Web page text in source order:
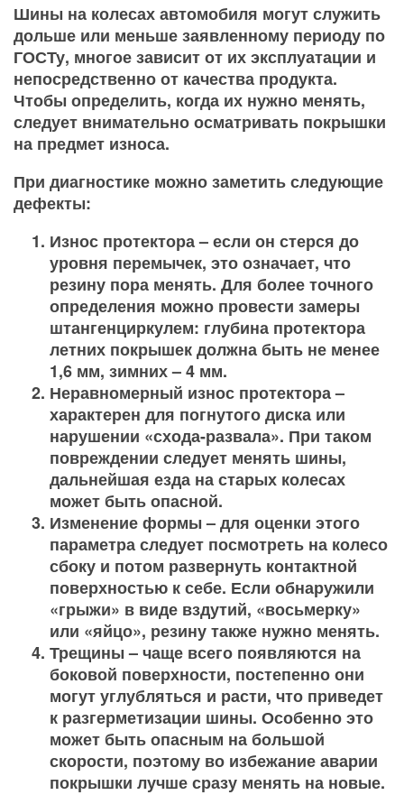
Шины на колесах автомобиля могут служить
дольше или меньше заявленному периоду по
ГОСТу, многое зависит от их эксплуатации и
непосредственно от качества продукта.
Чтобы определить, когда их нужно менять,
следует внимательно осматривать покрышки
на предмет износа.
При диагностике можно заметить следующие
дефекты:
Износ протектора – если он стерся до
уровня перемычек, это означает, что
резину пора менять. Для более точного
определения можно провести замеры
штангенциркулем: глубина протектора
летних покрышек должна быть не менее
1,6 мм, зимних – 4 мм.
Неравномерный износ протектора –
характерен для погнутого диска или
нарушении «схода-развала». При таком
повреждении следует менять шины,
дальнейшая езда на старых колесах
может быть опасной.
Изменение формы – для оценки этого
параметра следует посмотреть на колесо
сбоку и потом развернуть контактной
поверхностью к себе. Если обнаружили
«грыжи» в виде вздутий, «восьмерку»
или «яйцо», резину также нужно менять.
Трещины – чаще всего появляются на
боковой поверхности, постепенно они
могут углубляться и расти, что приведет
к разгерметизации шины. Особенно это
может быть опасным на большой
скорости, поэтому во избежание аварии
покрышки лучше сразу менять на новые.